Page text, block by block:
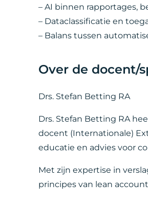
– AI binnen rapportages,
– Dataclassificatie en
– Balans tussen
Over de docent/
Drs. Stefan Betting RA
Drs. Stefan Betting RA
docent (Internationale)
educatie en advies voor
Met zijn expertise in
principes van lean